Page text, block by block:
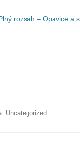
rozsah – Opavice a.s
Uncategorized.